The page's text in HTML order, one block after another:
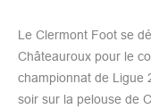
Le Clermont Foot se
Châteauroux pour le
championnat de Ligue
soir sur la pelouse de